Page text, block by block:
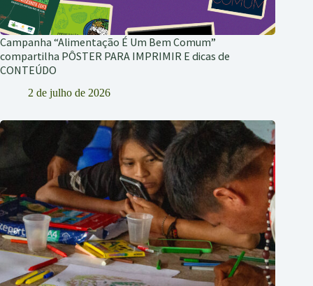
Campanha “Alimentação É Um Bem Comum”
compartilha PÔSTER PARA IMPRIMIR E dicas de
CONTEÚDO
2 de julho de 2026